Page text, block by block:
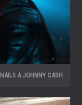
NAILS A JOHNNY CASH